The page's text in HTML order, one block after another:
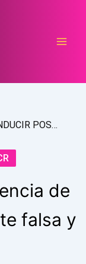
CIRCULABA CON UNA LICENCIA DE CONDUCIR POSIBLEMENTE FALSA Y SIN SEGURO
de
falsa y